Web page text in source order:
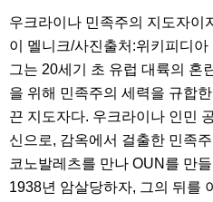
우크라이나 민족주의 지도자이
이 멜니크/사진출처:위키피디아
그는 20세기 초 유럽 대륙의 혼
을 위해 민족주의 세력을 규합
끈 지도자다. 우크라이나 인민
신으로, 감옥에서 걸출한 민족
코노발레츠를 만나 OUN를 만
1938년 암살당하자, 그의 뒤를